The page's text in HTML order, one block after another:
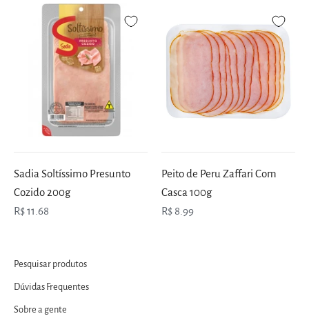
Sadia Soltíssimo Presunto
Cozido 200g
R$ 11.68
Peito de Peru Zaffari Com
Casca 100g
R$ 8.99
Pesquisar produtos
Dúvidas Frequentes
Sobre a gente